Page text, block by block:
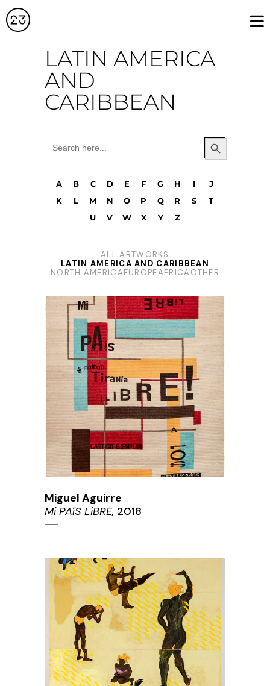
LATIN AMERICA
AND
CARIBBEAN
Search
for:
Search Button
A B C D E F G H I
J
K
L M N O P Q R S
T
U
V W X Y Z
ALL ARTWORKS
LATIN AMERICA AND CARIBBEAN
NORTH AMERICAEUROPEAFRICA OTHER
Miguel Aguirre
Mi PAíS LiBRE, 2018